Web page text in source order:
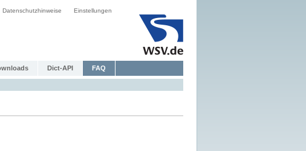
Datenschutzhinweise Einstellungen
Dict-API FAQ